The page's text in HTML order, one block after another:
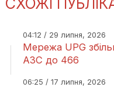
СХОЖІ
04:12 / 29 липня, 2026
Мережа UPG
АЗС до 466
06:25 / 17 липня, 2026